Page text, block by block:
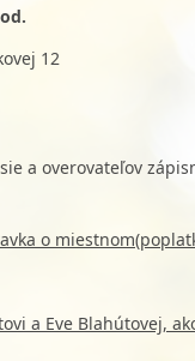
12
a overovateľov
o
a Eve Blahútovej,